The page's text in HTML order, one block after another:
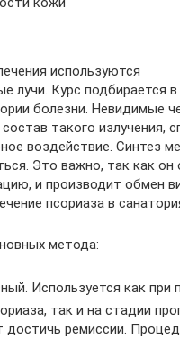
используются
лучи. Курс подбирается в
болезни. Невидимые
такого излучения,
воздействие. Синтез
Это важно, так как он
и производит обмен
псориаза в
метода:
Используется как при
так и на стадии
достичь ремиссии.